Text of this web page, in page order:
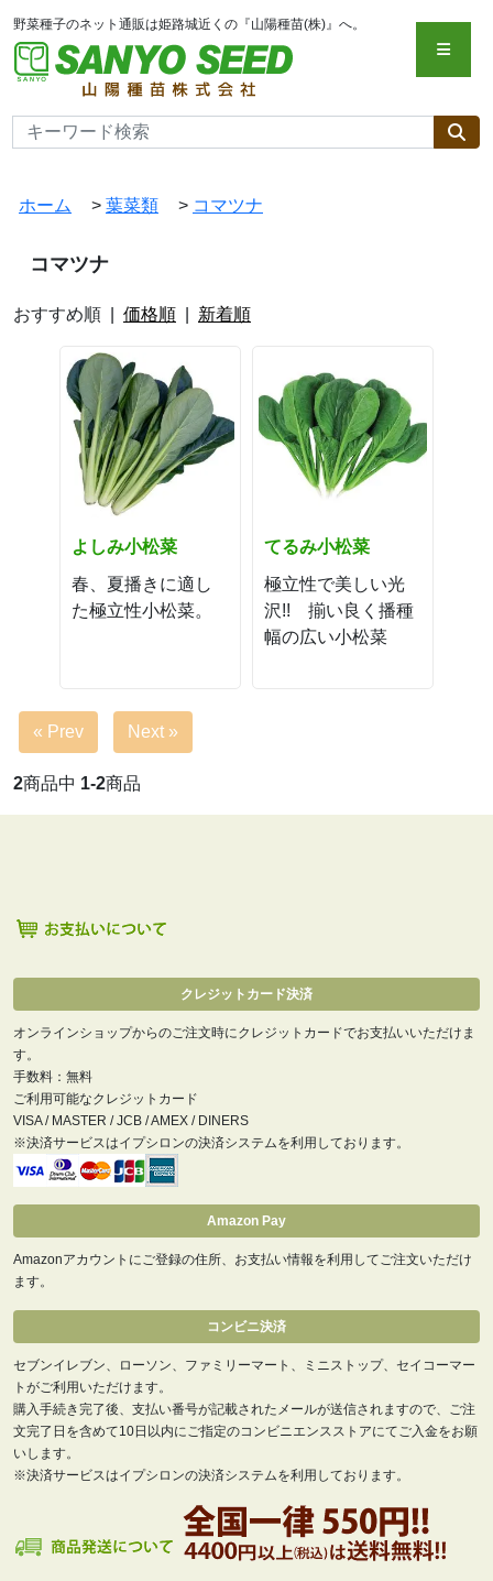
野菜種子のネット通販は姫路城近くの『山陽種苗(株)』へ。
ホーム > 葉菜類 > コマツナ
コマツナ
おすすめ順 | 価格順 新着順
よしみ小松菜
春、夏播きに適し
た極立性小松菜。
てるみ小松菜
極立性で美しい光
沢!! 揃い良く播種
幅の広い小松菜
« Prev Next »
2商品中 1-2商品
クレジットカード決済
オンラインショップからのご注文時にクレジットカードでお支払いいただけま
す。
手数料：無料
ご利用可能なクレジットカード
VISA / MASTER / JCB / AMEX / DINERS
※決済サービスはイプシロンの決済システムを利用しております。
Amazon Pay
Amazonアカウントにご登録の住所、お支払い情報を利用してご注文いただけ
ます。
コンビニ決済
セブンイレブン、ローソン、ファミリーマート、ミニストップ、セイコーマー
トがご利用いただけます。
購入手続き完了後、支払い番号が記載されたメールが送信されますので、ご注
文完了日を含めて10日以内にご指定のコンビニエンスストアにてご入金をお願
いします。
※決済サービスはイプシロンの決済システムを利用しております。